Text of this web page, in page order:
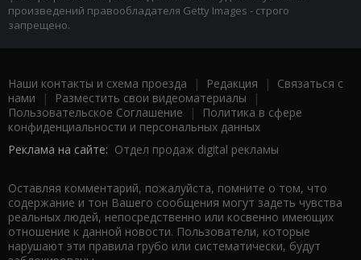
произведений правообладателя Getty Images - строго
запрещено.
Наши контакты и схема проезда | Редакция | Связаться с
нами | Разместить свои видеоматериалы |
Пользовательское Соглашение |
Политика в сфере
конфиденциальности и персональных данных
Реклама на сайте: Отдел продаж digital рекламы
Оставляя комментарий, пожалуйста, помните о том, что
содержание и тон Вашего сообщения могут задеть чувства
реальных людей, непосредственно или косвенно имеющих
отношение к данной новости. Пользователи, которые
нарушают эти правила грубо или систематически, будут